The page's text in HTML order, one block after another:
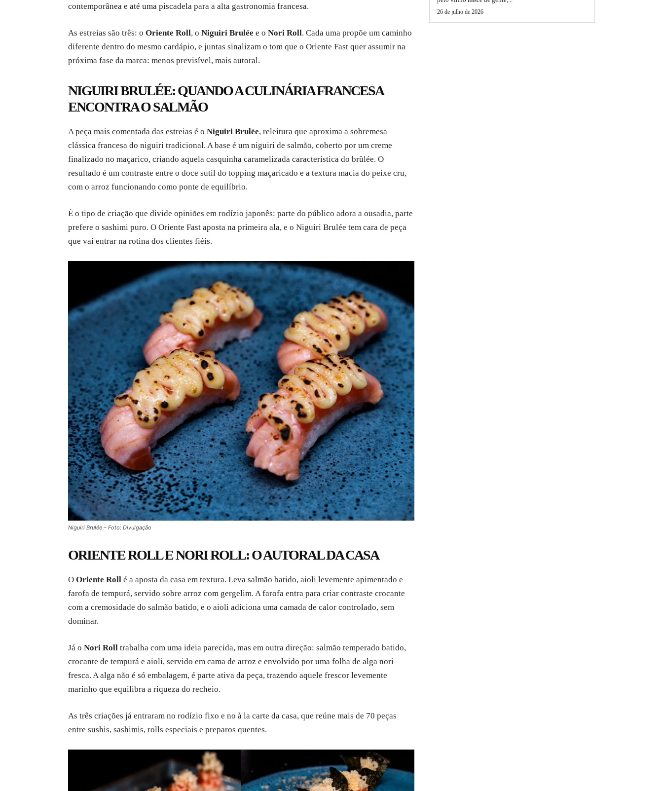
contemporânea e até uma piscadela para a alta gastronomia francesa.
As estreias são três: o Oriente Roll, o Niguiri Brulée e o Nori Roll. Cada uma propõe um caminho
diferente dentro do mesmo cardápio, e juntas sinalizam o tom que o Oriente Fast quer assumir na
próxima fase da marca: menos previsível, mais autoral.
NIGUIRI BRULÉE: QUANDO A CULINÁRIA FRANCESA
ENCONTRA O SALMÃO
A peça mais comentada das estreias é o Niguiri Brulée, releitura que aproxima a sobremesa
clássica francesa do niguiri tradicional. A base é um niguiri de salmão, coberto por um creme
finalizado no maçarico, criando aquela casquinha caramelizada característica do brûlée. O
resultado é um contraste entre o doce sutil do topping maçaricado e a textura macia do peixe cru,
com o arroz funcionando como ponte de equilíbrio.
É o tipo de criação que divide opiniões em rodízio japonês: parte do público adora a ousadia, parte
prefere o sashimi puro. O Oriente Fast aposta na primeira ala, e o Niguiri Brulée tem cara de peça
que vai entrar na rotina dos clientes fiéis.
Niguiri Brulée – Foto: Divulgação
ORIENTE ROLL E NORI ROLL: O AUTORAL DA CASA
O Oriente Roll é a aposta da casa em textura. Leva salmão batido, aioli levemente apimentado e
farofa de tempurá, servido sobre arroz com gergelim. A farofa entra para criar contraste crocante
com a cremosidade do salmão batido, e o aioli adiciona uma camada de calor controlado, sem
dominar.
Já o Nori Roll trabalha com uma ideia parecida, mas em outra direção: salmão temperado batido,
crocante de tempurá e aioli, servido em cama de arroz e envolvido por uma folha de alga nori
fresca. A alga não é só embalagem, é parte ativa da peça, trazendo aquele frescor levemente
marinho que equilibra a riqueza do recheio.
As três criações já entraram no rodízio fixo e no à la carte da casa, que reúne mais de 70 peças
entre sushis, sashimis, rolls especiais e preparos quentes.
26 de julho de 2026